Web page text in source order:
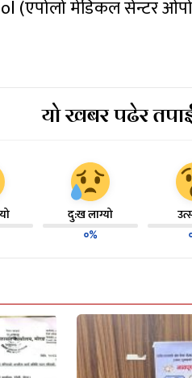
(एपोलो मेडिकल सेन्टर
यो खबर पढेर
दु:ख लाग्यो
०%